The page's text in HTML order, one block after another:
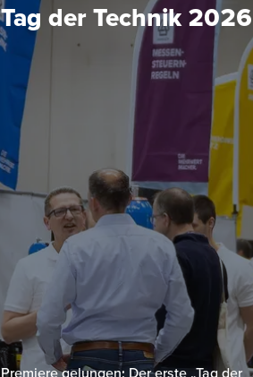
Tag der Technik 2026
Premiere gelungen: Der erste „Tag der